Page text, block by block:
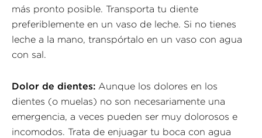
más pronto posible. Transporta tu diente
preferiblemente en un vaso de leche. Si no tienes
leche a la mano, transpórtalo en un vaso con agua
con sal.
Dolor de dientes: Aunque los dolores en los
dientes (o muelas) no son necesariamente una
emergencia, a veces pueden ser muy dolorosos e
incomodos. Trata de enjuagar tu boca con agua